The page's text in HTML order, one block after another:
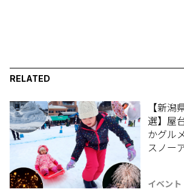
RELATED
【新潟
選】屋
かグル
スノー
イベント